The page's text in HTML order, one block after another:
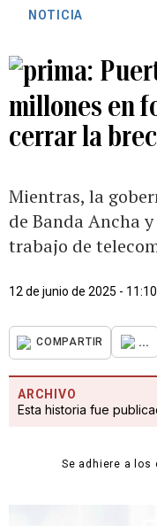
NOTICIA
millones en
cerrar la
Mientras, la
de Banda Ancha
trabajo de
12 de junio de 2025 -
COMPARTIR ...
ARCHIVO
Esta historia fue
Se adhiere a los